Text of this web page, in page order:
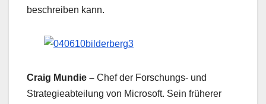
beschreiben kann.
Craig Mundie – Chef der Forschungs- und
Strategieabteilung von Microsoft. Sein früherer